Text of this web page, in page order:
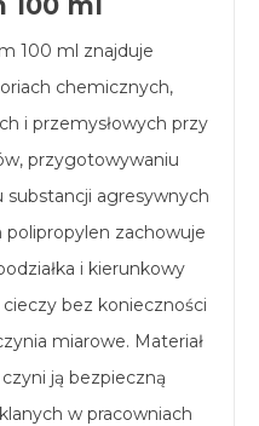
100 ml znajduje
chemicznych,
i przemysłowych przy
przygotowywaniu
agresywnych
zachowuje
i kierunkowy
bez konieczności
miarowe. Materiał
ją bezpieczną
w pracowniach